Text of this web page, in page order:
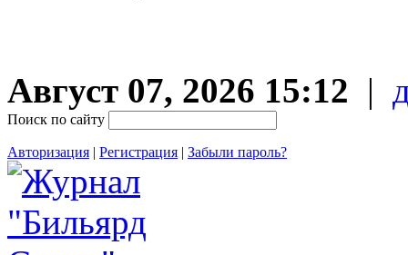
Август 07, 2026 15:12 |
Поиск по сайту
Авторизация | Регистрация | Забыли пароль?